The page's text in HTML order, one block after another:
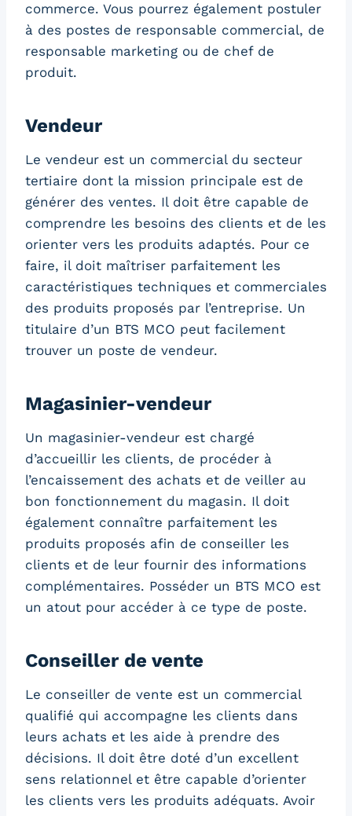
commerce. Vous pourrez également postuler
à des postes de responsable commercial, de
responsable marketing ou de chef de
produit.
Vendeur
Le vendeur est un commercial du secteur
tertiaire dont la mission principale est de
générer des ventes. Il doit être capable de
comprendre les besoins des clients et de les
orienter vers les produits adaptés. Pour ce
faire, il doit maîtriser parfaitement les
caractéristiques techniques et commerciales
des produits proposés par l’entreprise. Un
titulaire d’un BTS MCO peut facilement
trouver un poste de vendeur.
Magasinier-vendeur
Un magasinier-vendeur est chargé
d’accueillir les clients, de procéder à
l’encaissement des achats et de veiller au
bon fonctionnement du magasin. Il doit
également connaître parfaitement les
produits proposés afin de conseiller les
clients et de leur fournir des informations
complémentaires. Posséder un BTS MCO est
un atout pour accéder à ce type de poste.
Conseiller de vente
Le conseiller de vente est un commercial
qualifié qui accompagne les clients dans
leurs achats et les aide à prendre des
décisions. Il doit être doté d’un excellent
sens relationnel et être capable d’orienter
les clients vers les produits adéquats. Avoir